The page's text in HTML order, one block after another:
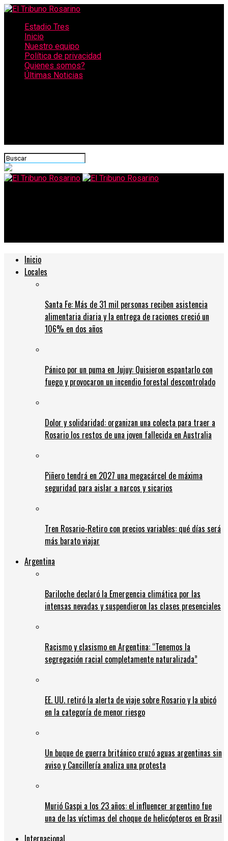
Estadio Tres
Inicio
Nuestro equipo
Política de privacidad
Quienes somos?
Últimas Noticias
Inicio
Locales
Santa Fe: Más de 31 mil personas reciben asistencia
alimentaria diaria y la entrega de raciones creció un
106% en dos años
Pánico por un puma en Jujuy: Quisieron espantarlo con
fuego y provocaron un incendio forestal descontrolado
Dolor y solidaridad: organizan una colecta para traer a
Rosario los restos de una joven fallecida en Australia
Piñero tendrá en 2027 una megacárcel de máxima
seguridad para aislar a narcos y sicarios
Tren Rosario-Retiro con precios variables: qué días será
más barato viajar
Argentina
Bariloche declaró la Emergencia climática por las
intensas nevadas y suspendieron las clases presenciales
Racismo y clasismo en Argentina: “Tenemos la
segregación racial completamente naturalizada”
EE. UU. retiró la alerta de viaje sobre Rosario y la ubicó
en la categoría de menor riesgo
Un buque de guerra británico cruzó aguas argentinas sin
aviso y Cancillería analiza una protesta
Murió Gaspi a los 23 años: el influencer argentino fue
una de las víctimas del choque de helicópteros en Brasil